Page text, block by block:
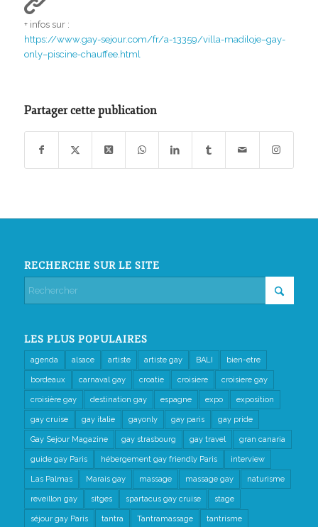
+ infos sur :
https://www.gay-sejour.com/fr/a-13359/villa-madiloje–gay-
only–piscine-chauffee.html
Partager cette publication
RECHERCHE SUR LE SITE
LES PLUS POPULAIRES
agenda alsace artiste artiste gay BALI bien-etre
bordeaux carnaval gay croatie croisiere croisiere gay
croisière gay destination gay espagne expo exposition
gay cruise gay italie gayonly gay paris gay pride
Gay Sejour Magazine gay strasbourg gay travel gran canaria
guide gay Paris hébergement gay friendly Paris interview
Las Palmas Marais gay massage massage gay naturisme
reveillon gay sitges spartacus gay cruise stage
séjour gay Paris tantra Tantramassage tantrisme